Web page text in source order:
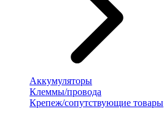
Аккумуляторы
Клеммы/провода
Крепеж/сопутствующие товары